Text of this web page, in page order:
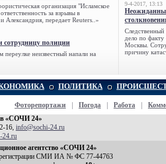
организация "Исламское
за взрывы в
Александрия, передает Reuters..»
полиции
неизвестный напали на
9-4-2017, 13:13
Следственный
дело по факту
Москвы.
причину
ПОЛИТИКА
Фоторепортажи Погода Работа
«СОЧИ 24»
16, info@sochi-24.ru
24.ru
агентство «СОЧИ 24»
СМИ ИА № ФС 77-44763